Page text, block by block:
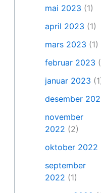
mai 2023 (1)
april 2023 (1)
mars 2023 (1)
februar 2023
januar 2023
desember
november
2022 (2)
oktober 2022
september
2022 (1)